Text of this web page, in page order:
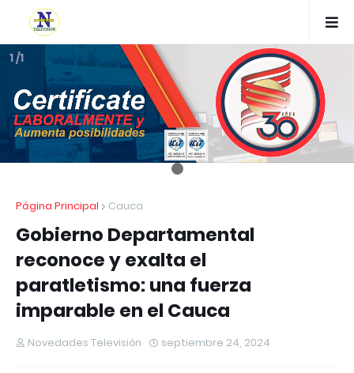
1 /1
Página Principal Cauca
Gobierno Departamental
reconoce y exalta el
paratletismo: una fuerza
imparable en el Cauca
Novedades Televisión septiembre 24, 2024